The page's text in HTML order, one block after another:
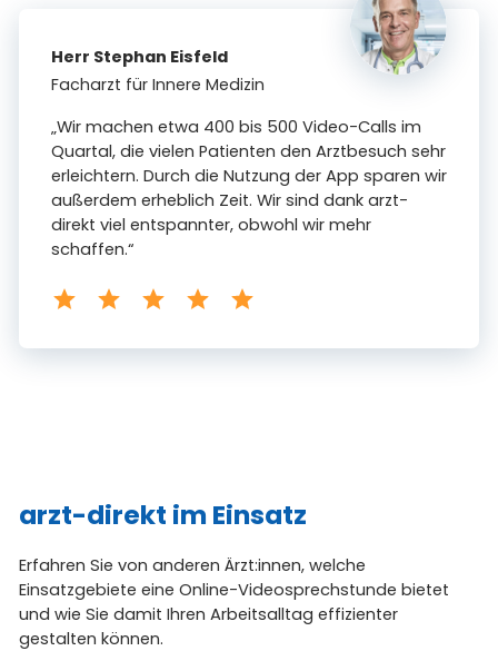
Herr Stephan Eisfeld
Facharzt für Innere Medizin
„Wir machen etwa 400 bis 500 Video-Calls im
Quartal, die vielen Patienten den Arztbesuch sehr
erleichtern. Durch die Nutzung der App sparen wir
außerdem erheblich Zeit. Wir sind dank arzt-
direkt viel entspannter, obwohl wir mehr
schaffen.“
arzt-direkt im Einsatz
Erfahren Sie von anderen Ärzt:innen, welche
Einsatzgebiete eine Online-Videosprechstunde bietet
und wie Sie damit Ihren Arbeitsalltag effizienter
gestalten können.